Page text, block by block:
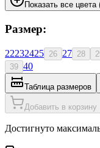
Показать все цвета
Размер:
22232425 26 27 28
39 40
Таблица размеров
Добавить в корзину
Достигнуто